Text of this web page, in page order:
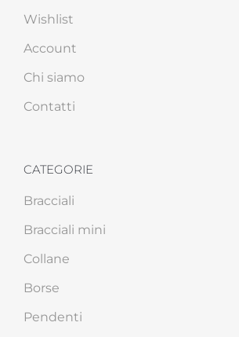
Wishlist
Account
Chi siamo
Contatti
CATEGORIE
Bracciali
Bracciali mini
Collane
Borse
Pendenti